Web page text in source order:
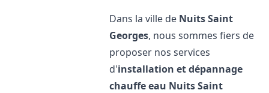
Dans la ville de Nuits Saint
Georges, nous sommes fiers de
proposer nos services
d'installation et dépannage
chauffe eau Nuits Saint